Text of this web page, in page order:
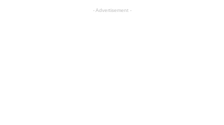
- Advertisement -